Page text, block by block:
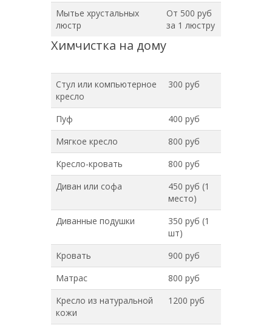
Мытье хрустальных
люстр
От 500 руб
за 1 люстру
Химчистка на дому
Стул или компьютерное
кресло
300 руб
Пуф
400 руб
Мягкое кресло
800 руб
Кресло-кровать
800 руб
Диван или софа
450 руб (1
место)
Диванные подушки
350 руб (1
шт)
Кровать
900 руб
Матрас
800 руб
Кресло из натуральной
кожи
1200 руб